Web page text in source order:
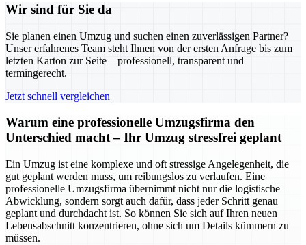
Wir sind für Sie da
Sie planen einen Umzug und suchen einen zuverlässigen Partner?
Unser erfahrenes Team steht Ihnen von der ersten Anfrage bis zum
letzten Karton zur Seite – professionell, transparent und
termingerecht.
Jetzt schnell vergleichen
Warum eine professionelle Umzugsfirma den
Unterschied macht – Ihr Umzug stressfrei geplant
Ein Umzug ist eine komplexe und oft stressige Angelegenheit, die
gut geplant werden muss, um reibungslos zu verlaufen. Eine
professionelle Umzugsfirma übernimmt nicht nur die logistische
Abwicklung, sondern sorgt auch dafür, dass jeder Schritt genau
geplant und durchdacht ist. So können Sie sich auf Ihren neuen
Lebensabschnitt konzentrieren, ohne sich um Details kümmern zu
müssen.